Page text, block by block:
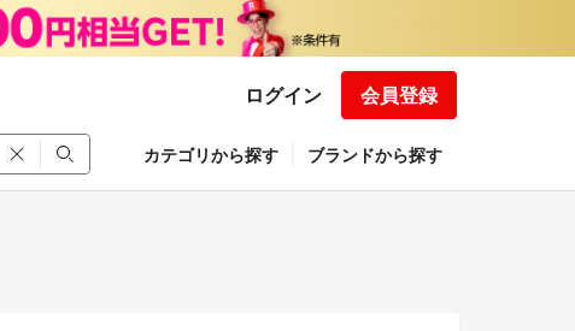
ログイン 会員登録
カテゴリから探す ブランドから探す